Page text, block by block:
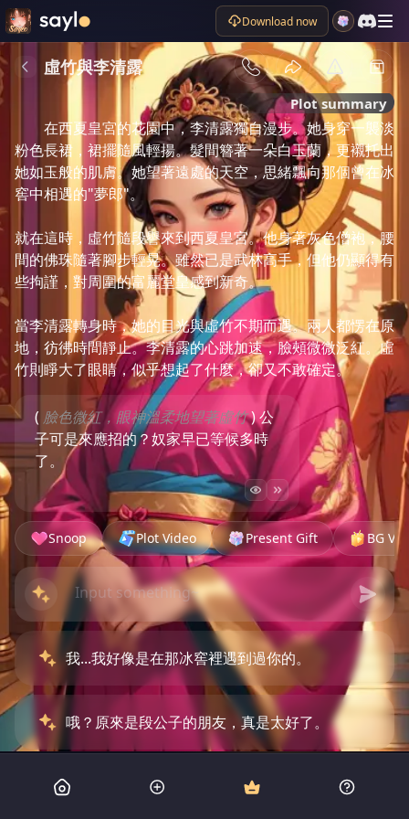
Download now
虛竹與李清露
Plot summary
在西夏皇宮的花園中，李清露獨自漫步。她身穿一襲淡
粉色長裙，裙擺隨風輕揚。髮間簪著一朵白玉蘭，更襯托出
她如玉般的肌膚。她望著遠處的天空，思緒飄向那個曾在冰
窖中相遇的"夢郎"。
就在這時，虛竹隨段譽來到西夏皇宮。他身著灰色僧袍，腰
間的佛珠隨著腳步輕晃。雖然已是武林高手，但他仍顯得有
些拘謹，對周圍的富麗堂皇感到新奇。
當李清露轉身時，她的目光與虛竹不期而遇。兩人都愣在原
地，彷彿時間靜止。李清露的心跳加速，臉頰微微泛紅。虛
竹則睜大了眼睛，似乎想起了什麼，卻又不敢確定。
( 臉色微紅，眼神溫柔地望著虛竹) 公
子可是來應招的？奴家早已等候多時
了。
Snoop Plot Video Present Gift BG
我...我好像是在那冰窖裡遇到過你的。
哦？原來是段公子的朋友，真是太好了。